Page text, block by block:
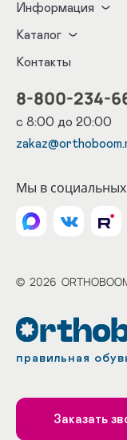
Информация
Каталог
Контакты
8-800-234-
с 8:00 до 20:00
Мы в социальных
© 2026
правильная
Заказать